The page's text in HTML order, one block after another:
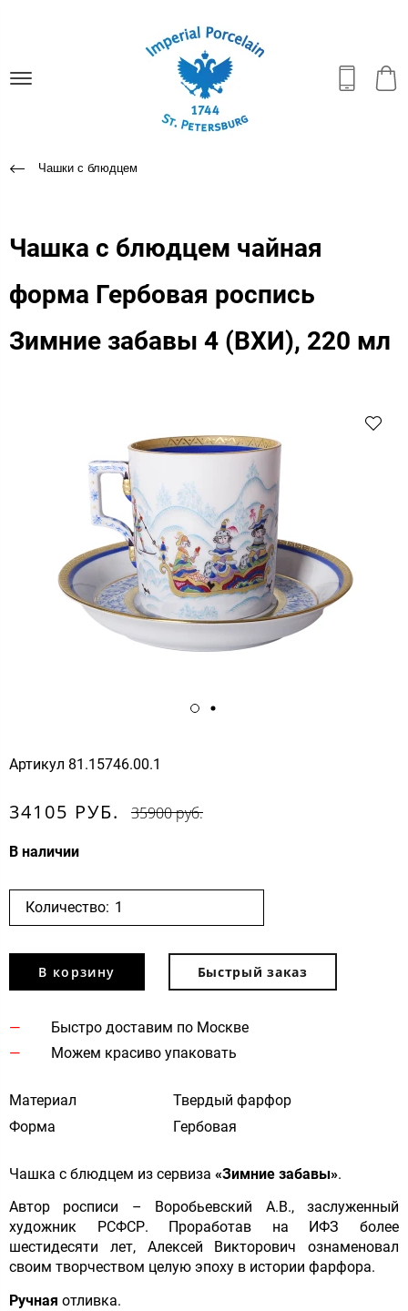
Чашки с блюдцем
Чашка с блюдцем чайная
форма Гербовая роспись
Зимние забавы 4 (ВХИ), 220 мл
Артикул 81.15746.00.1
34105 РУБ. 35900 руб.
В наличии
Количество:
В корзину Быстрый заказ
Быстро доставим по Москве
Можем красиво упаковать
Материал
Твердый фарфор
Форма
Гербовая
Чашка с блюдцем из сервиза «Зимние забавы».
Автор росписи – Воробьевский А.В., заслуженный
художник РСФСР. Проработав на ИФЗ более
шестидесяти лет, Алексей Викторович ознаменовал
своим творчеством целую эпоху в истории фарфора.
Ручная отливка.